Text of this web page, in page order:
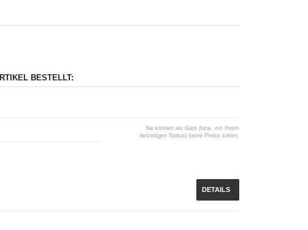
BESTELLT:
Sie können als Gast (bzw. mit Ihrem
derzeitigen Status) keine Preise sehen.
DETAILS